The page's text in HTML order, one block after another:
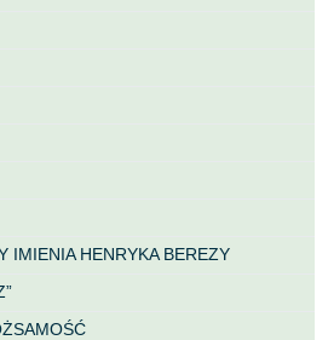
IMIENIA HENRYKA BEREZY